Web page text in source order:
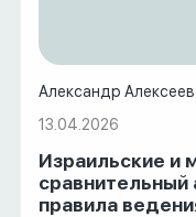
Александр Алексеев
13.04.2026
Израильские и
сравнительный
правила